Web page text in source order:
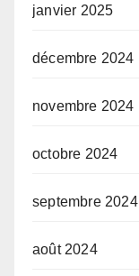
janvier 2025
décembre 2024
novembre 2024
octobre 2024
septembre 2024
août 2024